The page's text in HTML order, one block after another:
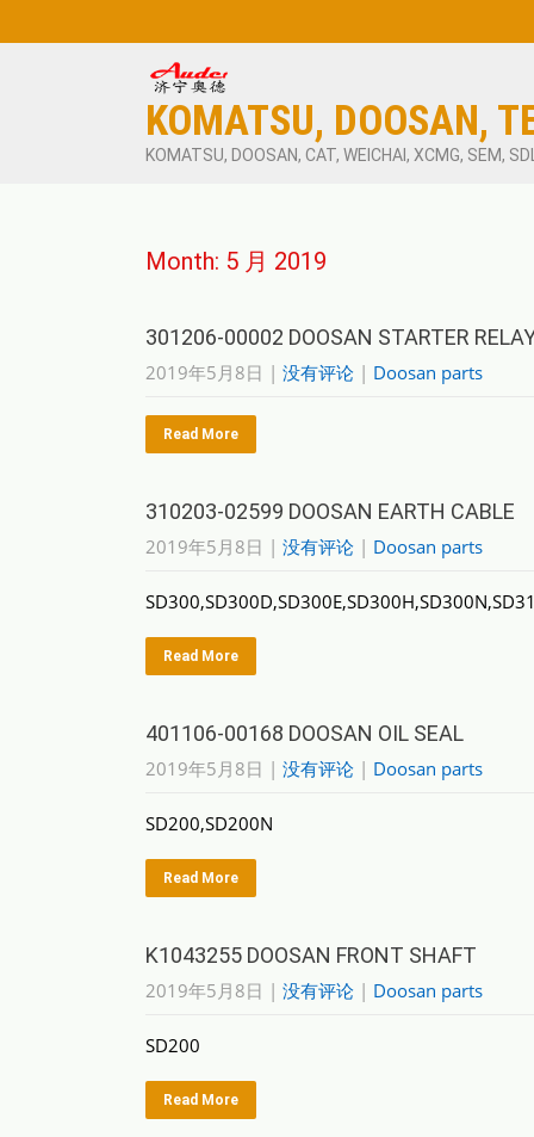
KOMATSU, DOOSAN,
KOMATSU, DOOSAN, CAT, WEICHAI, XCMG, SEM,
Month: 5 月 2019
301206-00002 DOOSAN STARTER
2019年5月8日 | 没有评论 | Doosan parts
Read More
310203-02599 DOOSAN EARTH CABLE
2019年5月8日 | 没有评论 | Doosan parts
Read More
401106-00168 DOOSAN OIL SEAL
2019年5月8日 | 没有评论 | Doosan parts
SD200,SD200N
Read More
K1043255 DOOSAN FRONT SHAFT
2019年5月8日 | 没有评论 | Doosan parts
SD200
Read More